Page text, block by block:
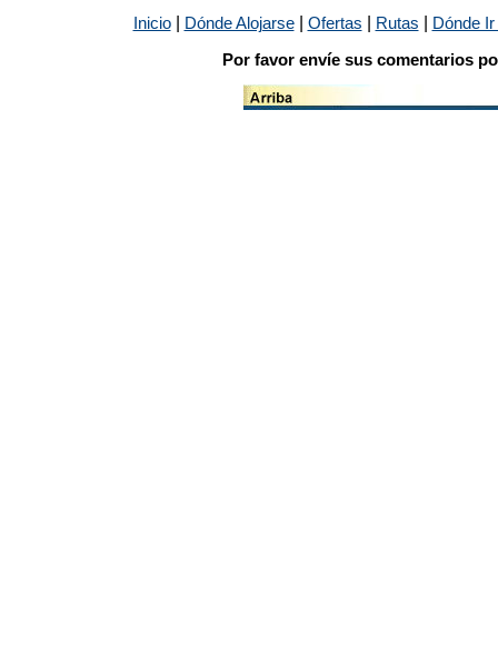
Inicio| Dónde Alojarse| Ofertas Rutas Dónde
Por favor envíe sus comentarios